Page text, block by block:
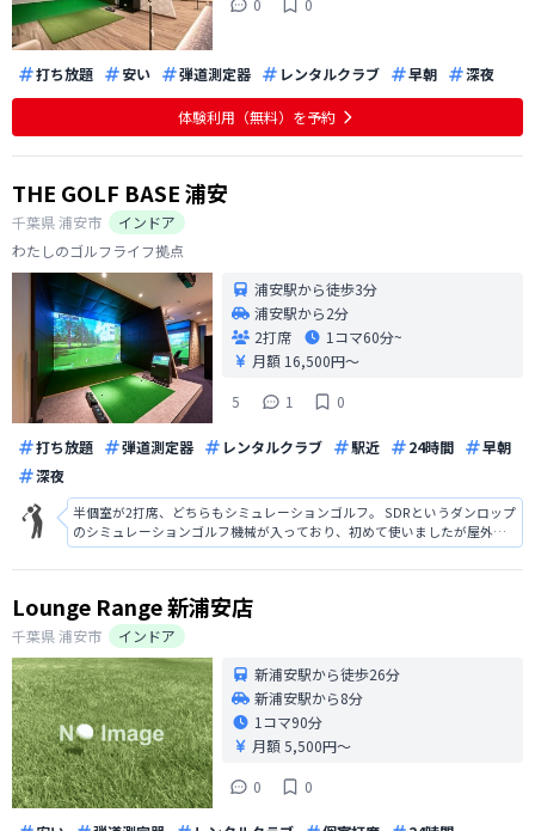
0
0
打ち放題 安い 弾道測定器 レンタルクラブ 早朝 深夜
体験利用（無料）を予約
THE GOLF BASE 浦安
千葉県浦安市
インドア
わたしのゴルフライフ拠点
浦安駅から徒歩3分
浦安駅から2分
2打席
1コマ60分~
月額 16,500円〜
5
1 0
打ち放題 弾道測定器 レンタルクラブ 駅近 24時間
早朝
深夜
半個室が2打席、どちらもシミュレーションゴルフ。 SDRというダンロップ
のシミュレーションゴルフ機械が入っており、初めて使いましたが屋外と
遜色のない数値、飛び方でとても楽しめました。 設備★4にしたのはラウン
ドモードで床が傾斜によって変わる機能がなかったため。練習場なのでな
Lounge Range 新浦安店
千葉県浦安市
インドア
新浦安駅から徒歩26分
新浦安駅から8分
1コマ90分
月額 5,500円〜
0
0